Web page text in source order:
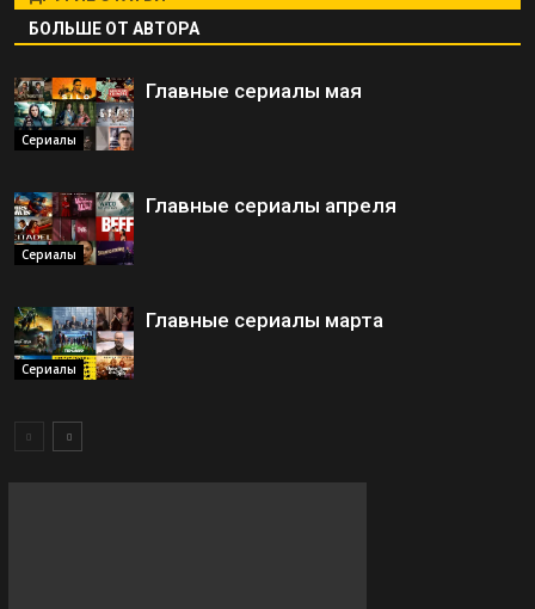
БОЛЬШЕ ОТ АВТОРА
Сериалы
Главные сериалы мая
Сериалы
Главные сериалы апреля
Сериалы
Главные сериалы марта